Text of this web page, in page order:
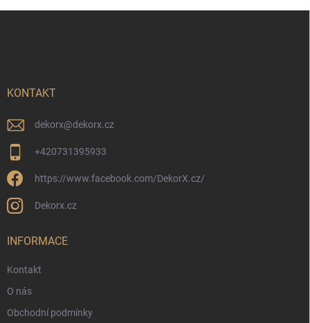
KONTAKT
dekorx@dekorx.cz
+420731395933
https://www.facebook.com/DekorX.cz/
Dekorx.cz
INFORMACE
Kontakt
O nás
Obchodní podmínky